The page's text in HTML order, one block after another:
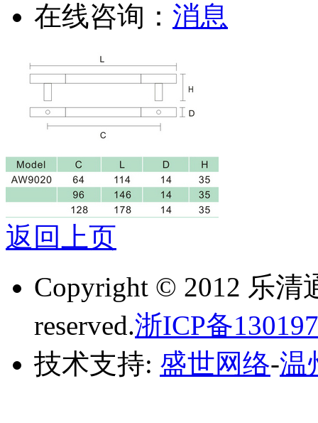
在线咨询：
返回上页
Copyright © 2012 乐清
reserved.浙ICP备
技术支持: 盛世网络-温